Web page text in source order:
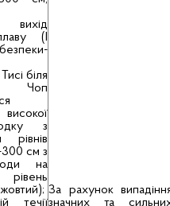
вихід
(І
біля
Чоп
з
рівнів
см з
на
течії
За рахунок
значних та